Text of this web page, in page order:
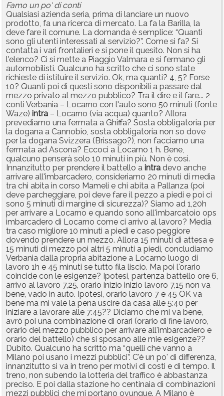
Famo un po' di conti
Qualsiasi azienda seria, prima di lanciare un nuovo
prodotto, fa una ricerca di mercato. La fa la Barilla, la
deve fare il comune. La domanda è semplice: “Quanti
sono gli utenti interessati al servizio?”. Come si fa? Si
contatta i vari frontalieri e si pone il quesito. Non si ha
l'elenco? Ci si mette a Piaggio Valmara e si fermano gli
automobilisti. Qualcuno ha scritto che ci sono state
richieste di istituire il servizio. Ok, ma quanti? 4, 5? Forse
10? Quanti poi di questi sono disponibili a passare dal
mezzo privato al mezzo pubblico? Tra il dire e il fare... 2
conti Verbania – Locarno con l'auto sono 50 minuti (fonte
Waze) intra – Locarno (via acqua) quanto? Allora
prevediamo una fermata a Ghiffa? Sosta obbligatoria per
la dogana a Cannobio, sosta obbligatoria non so dove
per la dogana Svizzera (Brissago?), non facciamo una
fermata ad Ascona? Eccoci a Locarno 1 h. Bene,
qualcuno penserà solo 10 minuti in più. Non è così.
Innanzitutto per prendere il battello a intra devo anche
arrivare all'imbarcadero, consideriamo 20 minuti di media
tra chi abita in corso Mameli e chi abita a Pallanza (poi
deve parcheggiare, poi deve fare il pezzo a piedi e poi ci
sono 5 minuti di margine di sicurezza)? Siamo ad 1,20h
per arrivare a Locarno e quando sono all'imbarcatoio ops
imbarcadero di Locarno come ci arrivo al lavoro? Media
tra caso migliore 10 minuti a piedi e caso peggiore
dovendo prendere un mezzo. Allora 15 minuti di attesa e
15 minuti di mezzo poi altri 5 minuti a piedi, concludiamo
Verbania dalla propria abitazione a Locarno luogo di
lavoro 1h e 45 minuti se tutto fila liscio. Ma poi l'orario
coincide con le esigenze? Ipotesi, partenza battello ore 6,
arrivo al lavoro 7,25, orario inizio inizio lavoro 7,15 non va
bene, vado in auto. Ipotesi, orario lavoro 7 e 45 OK va
bene ma mi vale la pena uscire da casa alle 5:40 per
iniziare a lavorare alle 7:45?? Diciamo che mi va bene,
avrò poi una combinazione di orari (orario di fine lavoro,
orario del mezzo pubblico per arrivare all'imbarcadero e
orario del battello) che si sposano alle mie esigenze??
Dubito. Qualcuno ha scritto ma “quelli che vanno a
Milano poi usano i mezzi pubblici”. C'è un po' di differenza,
innanzitutto si va in treno per motivi di costi e di tempo. Il
treno, non subendo la lotteria del traffico è abbastanza
preciso. E poi dalla stazione ho centinaia di combinazioni
mezzi pubblici che mi portano ovunque. A Milano è